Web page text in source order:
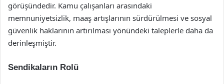
görüşündedir. Kamu çalışanları arasındaki
memnuniyetsizlik, maaş artışlarının sürdürülmesi ve sosyal
güvenlik haklarının artırılması yönündeki taleplerle daha da
derinleşmiştir.
Sendikaların Rolü